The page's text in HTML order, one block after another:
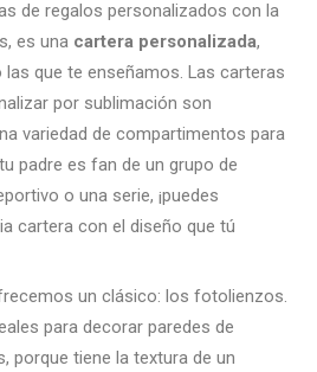
de regalos personalizados con la
es una cartera personalizada,
que te enseñamos. Las carteras
por sublimación son
variedad de compartimentos para
padre es fan de un grupo de
o una serie, ¡puedes
cartera con el diseño que tú
un clásico: los fotolienzos.
para decorar paredes de
porque tiene la textura de un